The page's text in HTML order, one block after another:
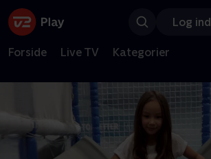
Log ind
Forside Live TV Kategorier